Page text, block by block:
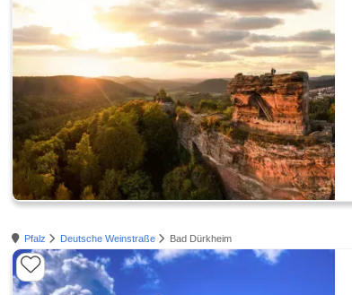
Pfalz Deutsche Weinstraße Bad Dürkheim